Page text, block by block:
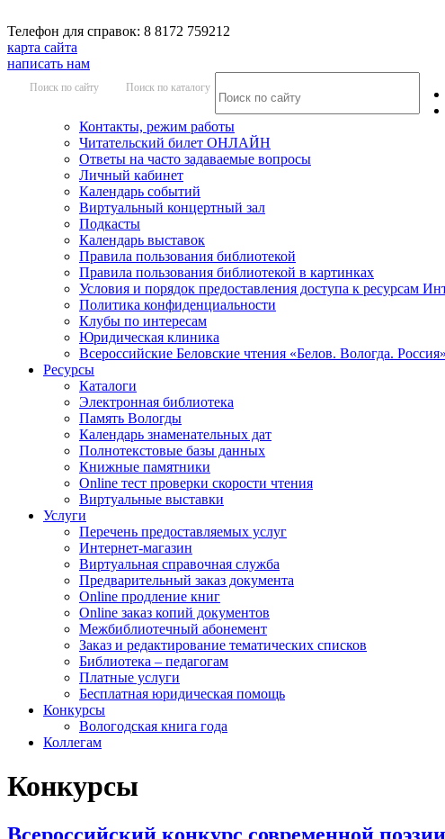
Телефон для справок: 8 8172 759212
карта сайта
написать нам
Поиск по сайту Поиск по каталогу
Контакты, режим работы
Читательский билет ОНЛАЙН
Ответы на часто задаваемые вопросы
Личный кабинет
Календарь событий
Виртуальный концертный зал
Подкасты
Календарь выставок
Правила пользования библиотекой
Правила пользования библиотекой в картинках
Условия и порядок предоставления доступа к ресурсам
Политика конфиденциальности
Клубы по интересам
Юридическая клиника
Всероссийские Беловские чтения «Белов. Вологда. Россия»
Ресурсы
Каталоги
Электронная библиотека
Память Вологды
Календарь знаменательных дат
Полнотекстовые базы данных
Книжные памятники
Online тест проверки скорости чтения
Виртуальные выставки
Услуги
Перечень предоставляемых услуг
Интернет-магазин
Виртуальная справочная служба
Предварительный заказ документа
Online продление книг
Online заказ копий документов
Межбиблиотечный абонемент
Заказ и редактирование тематических списков
Библиотека – педагогам
Платные услуги
Бесплатная юридическая помощь
Конкурсы
Вологодская книга года
Коллегам
Конкурсы